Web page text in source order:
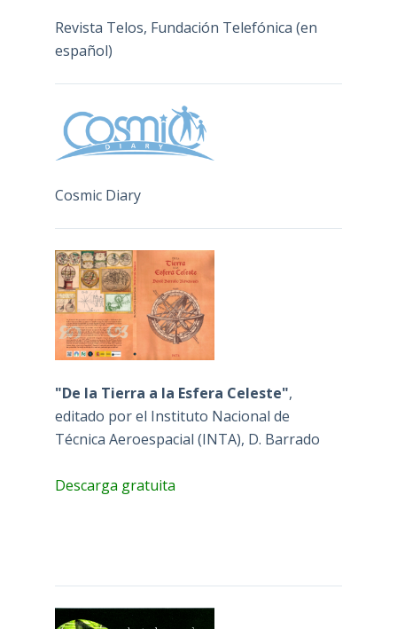
Revista Telos, Fundación Telefónica (en
español)
Cosmic Diary
"De la Tierra a la Esfera Celeste",
editado por el Instituto Nacional de
Técnica Aeroespacial (INTA), D. Barrado
Descarga gratuita